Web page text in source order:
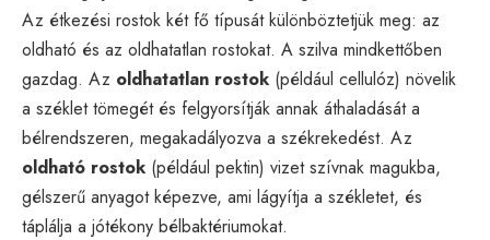
Az étkezési rostok két fő típusát különböztetjük meg: az
oldható és az oldhatatlan rostokat. A szilva mindkettőben
gazdag. Az oldhatatlan rostok (például cellulóz) növelik
a széklet tömegét és felgyorsítják annak áthaladását a
bélrendszeren, megakadályozva a székrekedést. Az
oldható rostok (például pektin) vizet szívnak magukba,
gélszerű anyagot képezve, ami lágyítja a székletet, és
táplálja a jótékony bélbaktériumokat.